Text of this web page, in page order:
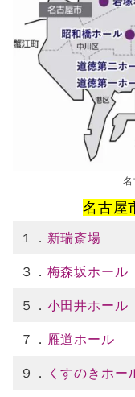
名
名古屋
１． 新瑞斎場
３． 梅森坂ホール
５． 小田井ホール
７． 雁道ホール
９． くすのきホー